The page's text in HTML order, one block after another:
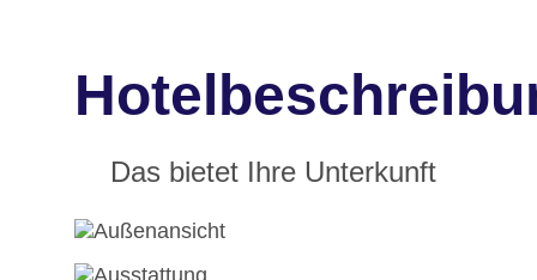
Das bietet Ihre Unterkunft